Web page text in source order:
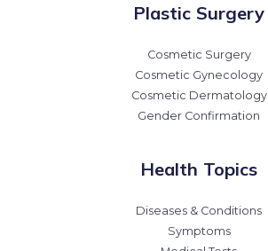
Plastic Surgery
Cosmetic Surgery
Cosmetic Gynecology
Cosmetic Dermatology
Gender Confirmation
Health Topics
Diseases & Conditions
Symptoms